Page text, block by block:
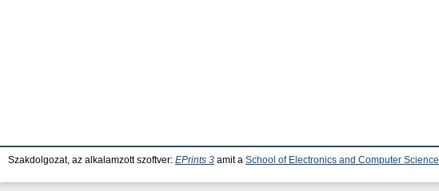
Szakdolgozat, az alkalamzott szoftver: EPrints 3 amit a School of Electronics and Computer Science